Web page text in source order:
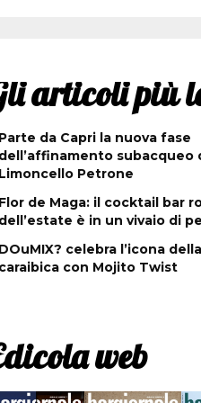
articoli più
da Capri la nuova fase
subacqueo
Petrone
de Maga: il cocktail bar
è in un vivaio di
celebra l’icona
con Mojito Twist
web